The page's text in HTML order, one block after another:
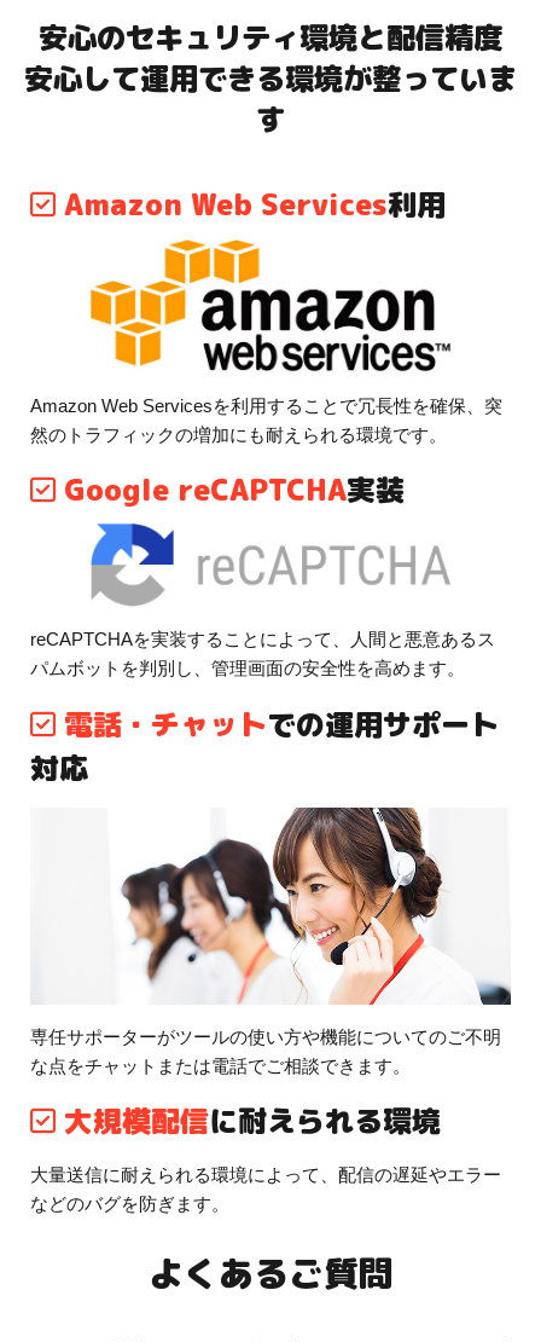
安心のセキュリティ環境と配信精度
安心して運用できる環境が整っていま
す
Amazon Web Services利用
Amazon Web Servicesを利用することで冗長性を確保、突
然のトラフィックの増加にも耐えられる環境です。
Google reCAPTCHA実装
reCAPTCHAを実装することによって、人間と悪意あるス
パムボットを判別し、管理画面の安全性を高めます。
電話・チャットでの運用サポート
対応
専任サポーターがツールの使い方や機能についてのご不明
な点をチャットまたは電話でご相談できます。
大規模配信に耐えられる環境
大量送信に耐えられる環境によって、配信の遅延やエラー
などのバグを防ぎます。
よくあるご質問